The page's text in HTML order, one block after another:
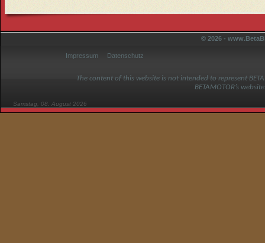
© 2026 -
Impressum Datenschutz
The content of this website is not intended to represent
BETAMOTOR’s
Samstag, 08. August 2026